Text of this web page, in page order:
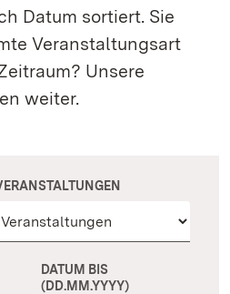
Datum sortiert. Sie
Veranstaltungsart
Unsere
weiter.
DATUM BIS
(DD.MM.YYYY)